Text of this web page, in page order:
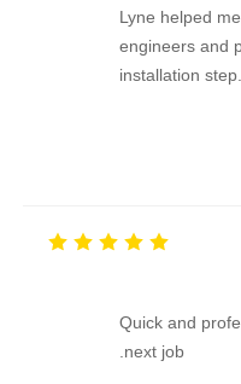
Lyne helped
engineers and
installation
by checking
Quick and
next job.